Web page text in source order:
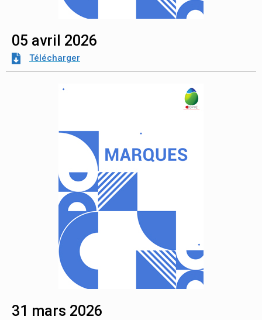
05 avril 2026
Télécharger
31 mars 2026